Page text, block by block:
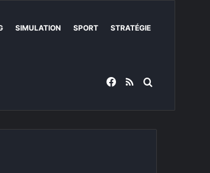
SIMULATION SPORT STRATÉGIE
Facebook
RSS